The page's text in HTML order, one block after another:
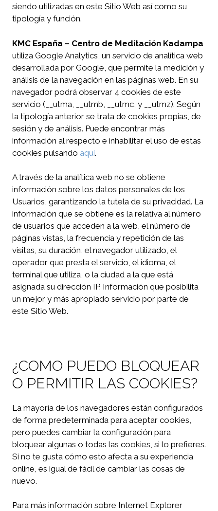
siendo utilizadas en este Sitio Web así como su
tipología y función.
KMC España – Centro de Meditación Kadampa
utiliza Google Analytics, un servicio de analítica web
desarrollada por Google, que permite la medición y
análisis de la navegación en las páginas web. En su
navegador podrá observar 4 cookies de este
servicio (__utma, __utmb, __utmc, y __utmz). Según
la tipología anterior se trata de cookies propias, de
sesión y de análisis. Puede encontrar más
información al respecto e inhabilitar el uso de estas
cookies pulsando aquí.
A través de la analítica web no se obtiene
información sobre los datos personales de los
Usuarios, garantizando la tutela de su privacidad. La
información que se obtiene es la relativa al número
de usuarios que acceden a la web, el número de
páginas vistas, la frecuencia y repetición de las
visitas, su duración, el navegador utilizado, el
operador que presta el servicio, el idioma, el
terminal que utiliza, o la ciudad a la que está
asignada su dirección IP. Información que posibilita
un mejor y más apropiado servicio por parte de
este Sitio Web.
¿COMO PUEDO BLOQUEAR
O PERMITIR LAS COOKIES?
La mayoría de los navegadores están configurados
de forma predeterminada para aceptar cookies,
pero puedes cambiar la configuración para
bloquear algunas o todas las cookies, si lo prefieres.
Si no te gusta cómo esto afecta a su experiencia
online, es igual de fácil de cambiar las cosas de
nuevo.
Para más información sobre Internet Explorer